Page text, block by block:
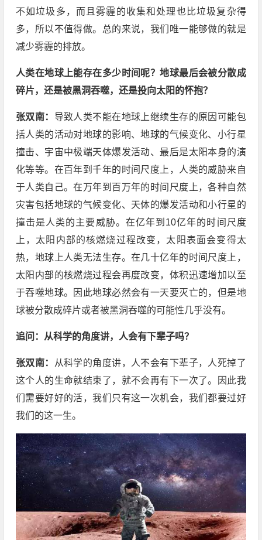
不如垃圾多，而且雾霾的收集和处理也比垃圾复杂得
多，所以不值得做。总的来说，我们唯一能够做的就是
减少雾霾的排放。
人类在地球上能存在多少时间呢？地球最后会被分散成
碎片，还是被黑洞吞噬，还是投向太阳的怀抱？
张双南： 导致人类不能在地球上继续生存的原因可能包
括人类的活动对地球的影响、地球的气候变化、小行星
撞击、宇宙中极端天体爆发活动、最后是太阳本身的演
化等等。在百年到千年的时间尺度上，人类的威胁来自
于人类自己。在万年到百万年的时间尺度上，各种自然
灾害包括地球的气候变化、天体的爆发活动和小行星的
撞击是人类的主要威胁。在亿年到10亿年的时间尺度
上，太阳内部的核燃烧过程改变，太阳表面会变得太
热，地球上人类无法生存。在几十亿年的时间尺度上，
太阳内部的核燃烧过程会再度改变，体积迅速增加以至
于吞噬地球。因此地球必然会有一天要灭亡的，但是地
球被分散成碎片或者被黑洞吞噬的可能性几乎没有。
追问：从科学的角度讲，人会有下辈子吗？
张双南：
从科学的角度讲，人不会有下辈子，人死掉了
这个人的生命就结束了，就不会再有下一次了。因此我
们需要好好的活，我们只有这一次机会，我们都要过好
我们的这一生。